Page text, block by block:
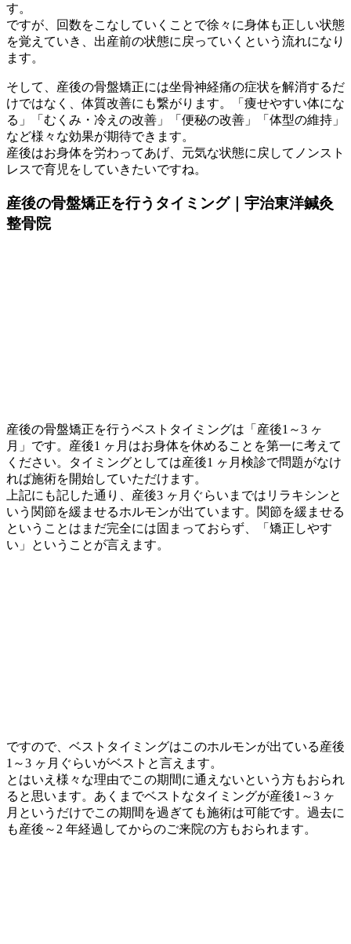
す。
ですが、回数をこなしていくことで徐々に身体も正しい状態
を覚えていき、出産前の状態に戻っていくという流れになり
ます。
そして、産後の骨盤矯正には坐骨神経痛の症状を解消するだ
けではなく、体質改善にも繋がります。「痩せやすい体にな
る」「むくみ・冷えの改善」「便秘の改善」「体型の維持」
など様々な効果が期待できます。
産後はお身体を労わってあげ、元気な状態に戻してノンスト
レスで育児をしていきたいですね。
産後の骨盤矯正を行うタイミング｜宇治東洋鍼灸
整骨院
産後の骨盤矯正を行うベストタイミングは「産後1～3 ヶ
月」です。産後1 ヶ月はお身体を休めることを第一に考えて
ください。タイミングとしては産後1 ヶ月検診で問題がなけ
れば施術を開始していただけます。
上記にも記した通り、産後3 ヶ月ぐらいまではリラキシンと
いう関節を緩ませるホルモンが出ています。関節を緩ませる
ということはまだ完全には固まっておらず、「矯正しやす
い」ということが言えます。
ですので、ベストタイミングはこのホルモンが出ている産後
1～3 ヶ月ぐらいがベストと言えます。
とはいえ様々な理由でこの期間に通えないという方もおられ
ると思います。あくまでベストなタイミングが産後1～3 ヶ
月というだけでこの期間を過ぎても施術は可能です。過去に
も産後～2 年経過してからのご来院の方もおられます。